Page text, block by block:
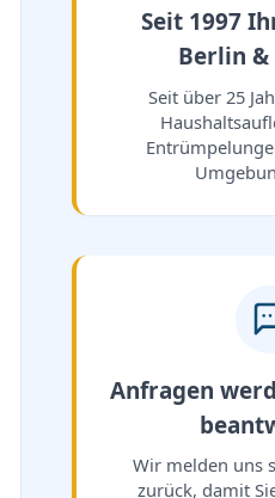
Seit 1997
Berlin
Seit über 25
Anfragen
Wir melden uns
zurück, damit